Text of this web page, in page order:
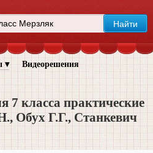
▾ Видеорешения
7 класса практические
Обух Г.Г., Станкевич